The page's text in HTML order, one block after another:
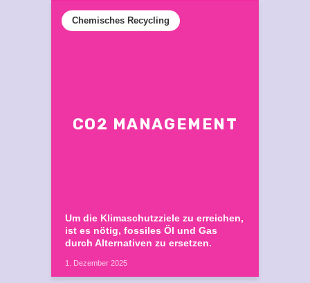
Chemisches Recycling
CO2 MANAGEMENT
Um die Klimaschutzziele zu erreichen,
ist es nötig, fossiles Öl und Gas
durch Alternativen zu ersetzen.
1. Dezember 2025